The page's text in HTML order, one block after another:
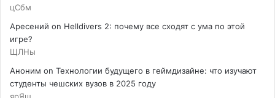
цСбм
Аресений on Helldivers 2: почему все сходят с ума по этой
игре?
ЩЛНы
Аноним on Технологии будущего в геймдизайне: что изучают
студенты чешских вузов в 2025 году
ярЯш